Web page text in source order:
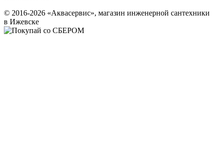
© 2016-2026 «Аквасервис», магазин инженерной сантехники
в Ижевске